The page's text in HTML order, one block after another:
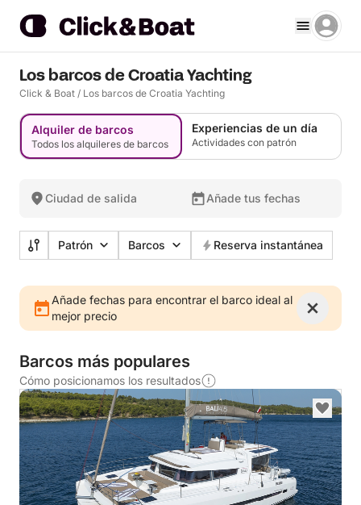
Los barcos de Croatia Yachting
Click & Boat / Los barcos de Croatia Yachting
Alquiler de barcos
Todos los alquileres de barcos
Experiencias de un día
Actividades con patrón
Ciudad de salida Añade tus fechas
Patrón Barcos Reserva instantánea
Añade fechas para encontrar el barco ideal al
mejor precio
Barcos más populares
Cómo posicionamos los resultados